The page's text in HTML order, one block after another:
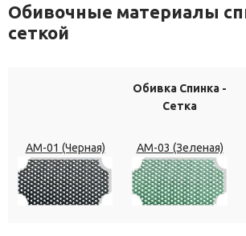
Обивочные материалы
сеткой
Обивка Спинка -
Сетка
АМ-01 (Черная) АМ-03 (Зеленая)